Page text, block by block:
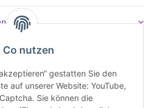
Co nutzen
gestatten Sie den
auf unserer Website: YouTube,
Sie können die